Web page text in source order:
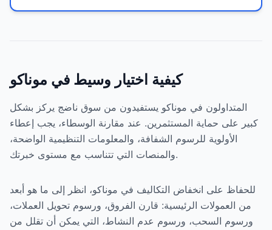
كيفية اختيار وسيط في موناكو
المتداولون في موناكو يستفيدون من سوق ناضج يركز بشكل
كبير على حماية المستثمرين. عند مقارنة الوسطاء، يجب إعطاء
الأولوية للرسوم الشفافة، والمعلومات التنظيمية الواضحة،
والمنصات التي تتناسب مع مستوى خبرتك.
للحفاظ على انخفاض التكاليف في موناكو، انظر إلى ما هو أبعد
من العمولات الرئيسية: قارن الفروق، ورسوم تحويل العملات،
ورسوم السحب، ورسوم عدم النشاط، التي يمكن أن تقلل من